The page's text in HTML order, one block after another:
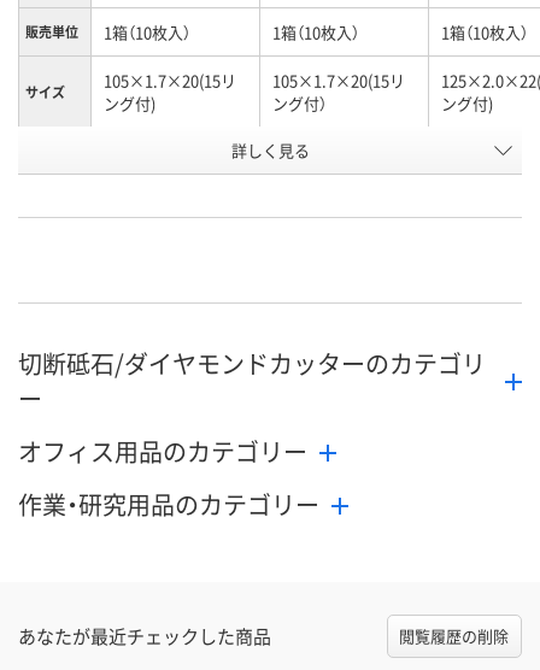
販売単位 1箱（10枚入） 1箱（10枚入） 1箱（10枚入）
サイズ
105×1.7×20(15リ
ング付)
105×1.7×20(15リ
ング付）
ング付)
LP4
号
お届け日 8月26日（水）まで 8月26日（水）まで 8月26日（水）
数量 数量 数量
詳しく見る
切断砥石/ダイヤモンドカッターのカテゴリ
ー
オフィス用品のカテゴリー
作業・研究用品のカテゴリー
あなたが最近チェックした商品 閲覧履歴の削除